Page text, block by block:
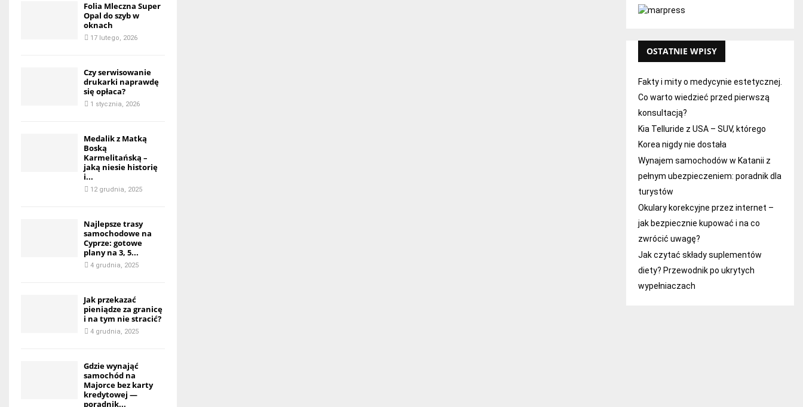
Folia Mleczna Super
Opal do szyb w
oknach
17 lutego, 2026
Czy serwisowanie
drukarki naprawdę
się opłaca?
1 stycznia, 2026
Medalik z Matką
Boską
Karmelitańską –
jaką niesie historię
i...
12 grudnia, 2025
Najlepsze trasy
samochodowe na
Cyprze: gotowe
plany na 3, 5...
4 grudnia, 2025
Jak przekazać
pieniądze za granicę
i na tym nie stracić?
4 grudnia, 2025
Gdzie wynająć
samochód na
Majorce bez karty
kredytowej —
poradnik...
OSTATNIE WPISY
Fakty i mity o medycynie estetycznej.
Co warto wiedzieć przed pierwszą
konsultacją?
Kia Telluride z USA – SUV, którego
Korea nigdy nie dostała
Wynajem samochodów w Katanii z
pełnym ubezpieczeniem: poradnik dla
turystów
Okulary korekcyjne przez internet –
jak bezpiecznie kupować i na co
zwrócić uwagę?
Jak czytać składy suplementów
diety? Przewodnik po ukrytych
wypełniaczach